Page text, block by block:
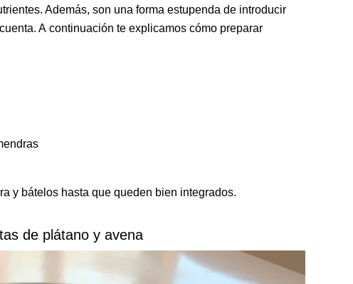
Además, son una forma estupenda de introducir
A continuación te explicamos cómo preparar
y bátelos hasta que queden bien integrados.
de plátano y avena